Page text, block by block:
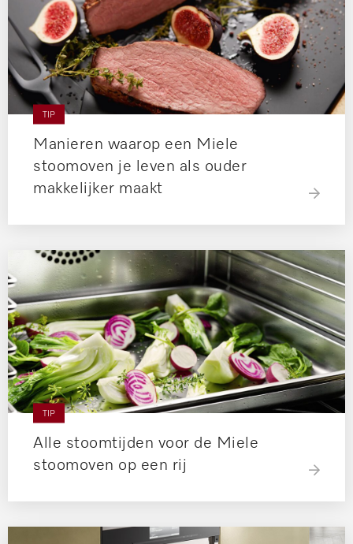
TIP
Manieren waarop een Miele
stoomoven je leven als ouder
makkelijker maakt
TIP
Alle stoomtijden voor de Miele
stoomoven op een rij